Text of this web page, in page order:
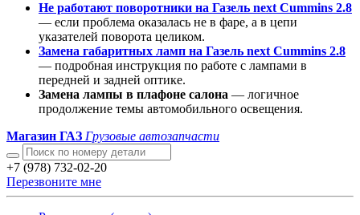
Не работают поворотники на Газель next Cummins 2.8
— если проблема оказалась не в фаре, а в цепи
указателей поворота целиком.
Замена габаритных ламп на Газель next Cummins 2.8
— подробная инструкция по работе с лампами в
передней и задней оптике.
Замена лампы в плафоне салона — логичное
продолжение темы автомобильного освещения.
Магазин ГАЗ Грузовые автозапчасти
+7 (978) 732-02-20
Перезвоните мне